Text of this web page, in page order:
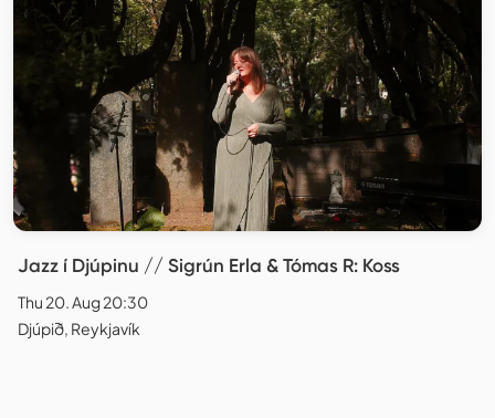
Jazz í Djúpinu // Sigrún Erla & Tómas R: Koss
Thu 20. Aug 20:30
Djúpið, Reykjavík